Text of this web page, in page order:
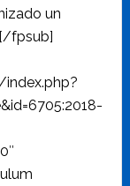
un
fpsub]